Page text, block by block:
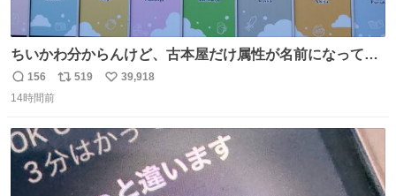
ちいかわ分からんけど、古本屋だけ属性が名前になってる
のはどういうこと？
返
信
156
リ
ト
数
519
い
数
39,918
14時間前